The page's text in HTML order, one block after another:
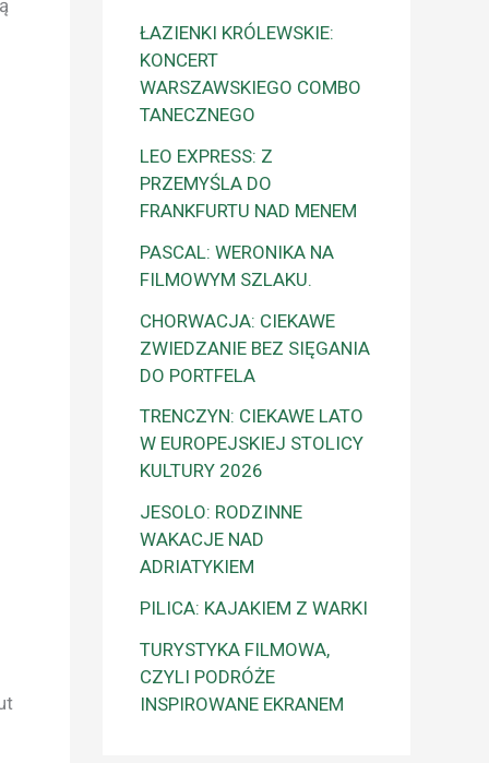
ŁAZIENKI KRÓLEWSKIE:
KONCERT
WARSZAWSKIEGO COMBO
TANECZNEGO
LEO EXPRESS: Z
PRZEMYŚLA DO
FRANKFURTU NAD MENEM
PASCAL: WERONIKA NA
FILMOWYM SZLAKU.
CHORWACJA: CIEKAWE
ZWIEDZANIE BEZ SIĘGANIA
DO PORTFELA
TRENCZYN: CIEKAWE LATO
W EUROPEJSKIEJ STOLICY
KULTURY 2026
JESOLO: RODZINNE
WAKACJE NAD
ADRIATYKIEM
PILICA: KAJAKIEM Z WARKI
TURYSTYKA FILMOWA,
CZYLI PODRÓŻE
INSPIROWANE EKRANEM